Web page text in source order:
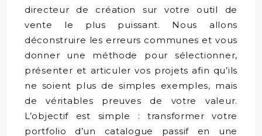
directeur de création sur votre outil de
vente le plus puissant. Nous allons
déconstruire les erreurs communes et vous
donner une méthode pour sélectionner,
présenter et articuler vos projets afin qu’ils
ne soient plus de simples exemples, mais
de véritables preuves de votre valeur.
L’objectif est simple : transformer votre
portfolio d’un catalogue passif en une